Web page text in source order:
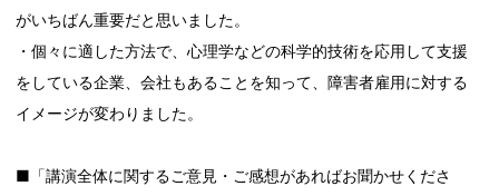
がいちばん重要だと思いました。
・個々に適した方法で、心理学などの科学的技術を応用して支援
をしている企業、会社もあることを知って、障害者雇用に対する
イメージが変わりました。
■「講演全体に関するご意見・ご感想があればお聞かせくださ